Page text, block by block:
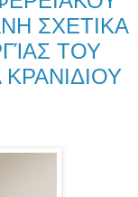
ΣΧΕΤΙΚΑ
ΤΟΥ